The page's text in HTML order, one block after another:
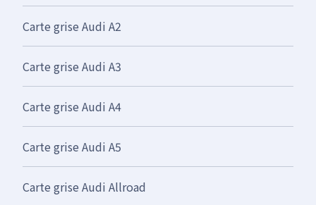
Carte grise Audi A2
Carte grise Audi A3
Carte grise Audi A4
Carte grise Audi A5
Carte grise Audi Allroad